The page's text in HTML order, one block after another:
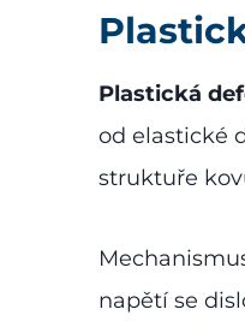
Plastická
od elastické
struktuře
napětí se